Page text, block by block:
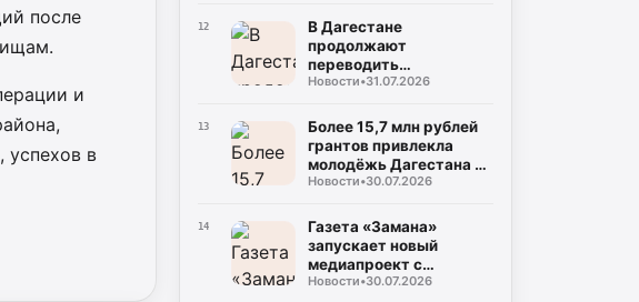
после
и
успехов в
12
В Дагестане
продолжают
переводить
газопроводы под землю
безопасности
Новости•31.07.2026
13
Более 15,7 млн рублей
грантов привлекла
молодёжь Дагестана в
2026 году
Новости•30.07.2026
14
Газета «Замана»
запускает новый
медиапроект с
участием известных
Новости•30.07.2026